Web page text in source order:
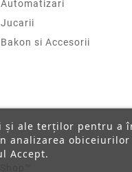
Automatizari
Jucarii
Bakon si Accesorii
și ale terților pentru a
Accept.